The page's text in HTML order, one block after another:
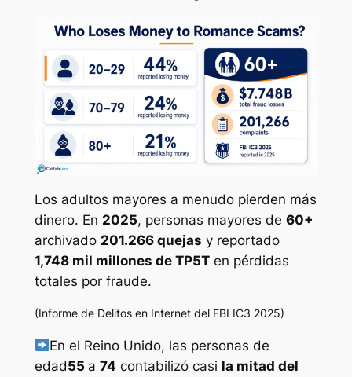
Los adultos mayores a menudo pierden más
dinero. En 2025, personas mayores de 60+
archivado 201.266 quejas y reportado
1,748 mil millones de TP5Ten pérdidas
totales por fraude.
(Informe de Delitos en Internet del FBI IC3 2025)
En el Reino Unido, las personas de
edad55 a 74 contabilizó casi la mitad del